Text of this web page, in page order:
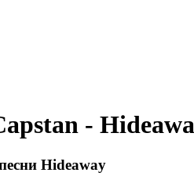
-
Hideaway